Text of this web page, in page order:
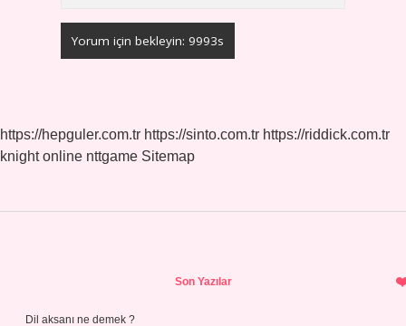
https://hepguler.com.tr https://sinto.com.tr https://riddick.com.tr
knight online nttgame Sitemap
Son Yazılar
Dil aksanı ne demek ?